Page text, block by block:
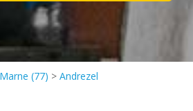
(77) > Andrezel